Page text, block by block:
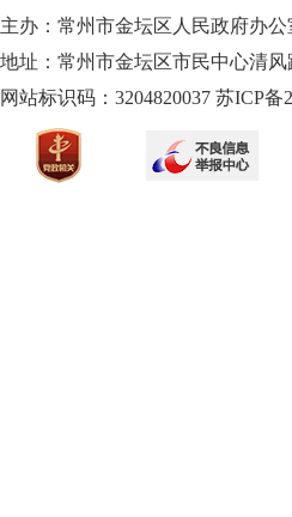
主办：常州市金坛区人民政府办
地址：常州市金坛区市民中心清
网站标识码：3204820037 苏ICP备